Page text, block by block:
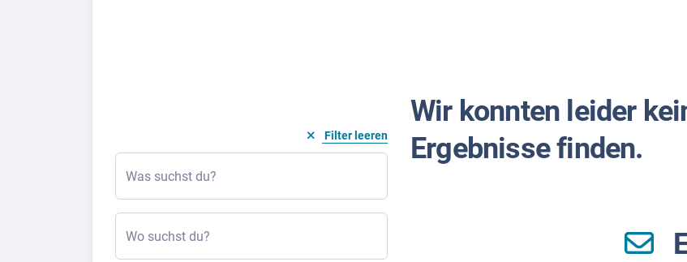
Filter leeren
Was suchst du?
Wo suchst du?
Wir konnten leider
Ergebnisse finden.